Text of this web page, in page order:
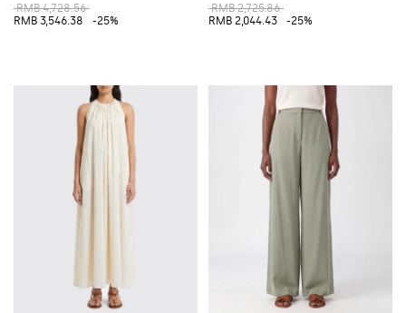
RMB 4,728.56
RMB 3,546.38
-25%
RMB 2,725.86
RMB 2,044.43
-25%